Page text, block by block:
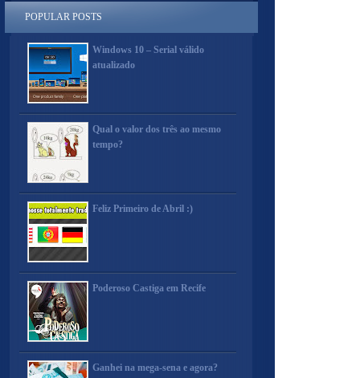
POPULAR POSTS
Windows 10 – Serial válido
atualizado
Qual o valor dos três ao mesmo
tempo?
Feliz Primeiro de Abril :)
Poderoso Castiga em Recife
Ganhei na mega-sena e agora?